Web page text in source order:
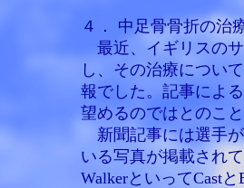
４． 中足骨骨折の治
最近、イギリスの
し、その治療につい
報でした。記事によ
望めるのではとのこ
新聞記事には選手
いる写真が掲載され
WalkerといってCast